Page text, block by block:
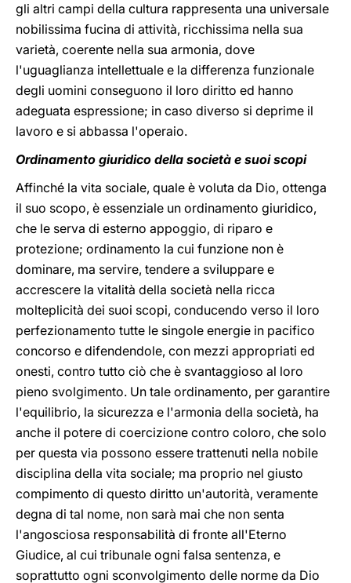
gli altri campi della cultura rappresenta una universale
nobilissima fucina di attività, ricchissima nella sua
varietà, coerente nella sua armonia, dove
l'uguaglianza intellettuale e la differenza funzionale
degli uomini conseguono il loro diritto ed hanno
adeguata espressione; in caso diverso si deprime il
lavoro e si abbassa l'operaio.
Ordinamento giuridico della società e suoi scopi
Affinché la vita sociale, quale è voluta da Dio, ottenga
il suo scopo, è essenziale un ordinamento giuridico,
che le serva di esterno appoggio, di riparo e
protezione; ordinamento la cui funzione non è
dominare, ma servire, tendere a sviluppare e
accrescere la vitalità della società nella ricca
molteplicità dei suoi scopi, conducendo verso il loro
perfezionamento tutte le singole energie in pacifico
concorso e difendendole, con mezzi appropriati ed
onesti, contro tutto ciò che è svantaggioso al loro
pieno svolgimento. Un tale ordinamento, per garantire
l'equilibrio, la sicurezza e l'armonia della società, ha
anche il potere di coercizione contro coloro, che solo
per questa via possono essere trattenuti nella nobile
disciplina della vita sociale; ma proprio nel giusto
compimento di questo diritto un'autorità, veramente
degna di tal nome, non sarà mai che non senta
l'angosciosa responsabilità di fronte all'Eterno
Giudice, al cui tribunale ogni falsa sentenza, e
soprattutto ogni sconvolgimento delle norme da Dio